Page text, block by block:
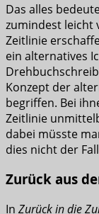
Das alles
zumindest leicht
Zeitlinie
ein alternatives
Konzept der
begriffen. Bei
Zeitlinie
dabei müsste
dies nicht der
Zurück aus
In Zurück in die